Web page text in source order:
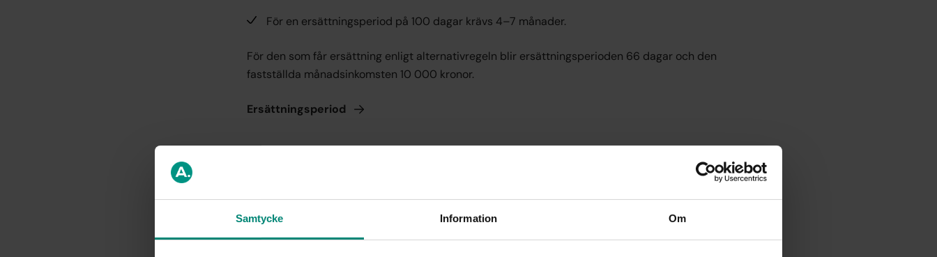
Samtycke Information Om
För en ersättningsperiod på 100 dagar krävs 4–7 månader.
För den som får ersättning enligt alternativregeln blir ersättningsperioden 66 dagar och den
fastställda månadsinkomsten 10 000 kronor.
Ersättningsperiod
månader med medlemskap under
ramtiden